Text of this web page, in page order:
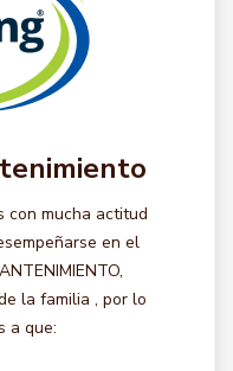
con mucha actitud
en el
la familia , por lo
a que: